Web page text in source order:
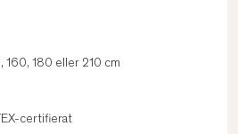
160, 180 eller 210 cm
certifierat